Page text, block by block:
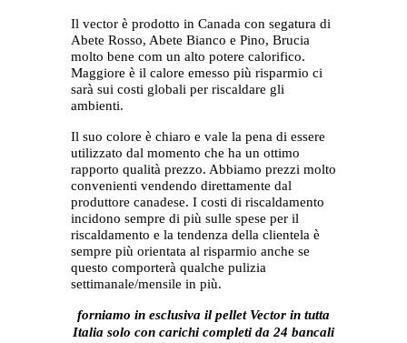
Il vector è prodotto in Canada con segatura di
Abete Rosso, Abete Bianco e Pino, Brucia
molto bene com un alto potere calorifico.
Maggiore è il calore emesso più risparmio ci
sarà sui costi globali per riscaldare gli
ambienti.
Il suo colore è chiaro e vale la pena di essere
utilizzato dal momento che ha un ottimo
rapporto qualità prezzo. Abbiamo prezzi molto
convenienti vendendo direttamente dal
produttore canadese. I costi di riscaldamento
incidono sempre di più sulle spese per il
riscaldamento e la tendenza della clientela è
sempre più orientata al risparmio anche se
questo comporterà qualche pulizia
settimanale/mensile in più.
forniamo in esclusiva il pellet Vector in tutta
Italia solo con carichi completi da 24 bancali